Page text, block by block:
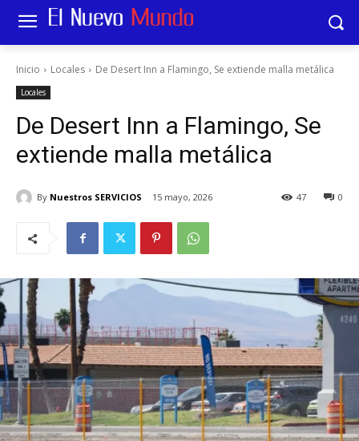
Inicio Locales De Desert Inn a Flamingo, Se extiende malla metálica
Locales
De Desert Inn a Flamingo, Se
extiende malla metálica
By Nuestros SERVICIOS 15 mayo, 2026 0
47